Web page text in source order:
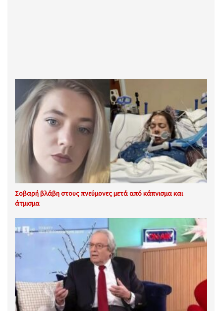
Σοβαρή βλάβη στους πνεύμονες μετά από κάπνισμα και
άτμισμα